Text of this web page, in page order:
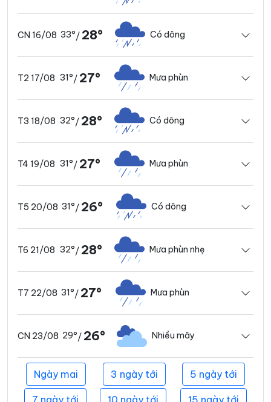
CN 16/08 33°/ 28° Có dông
T2 17/08 31°/ 27° Mưa phùn
T3 18/08 32°/ 28° Có dông
T4 19/08 31°/ 27° Mưa phùn
T5 20/08 31°/ 26° Có dông
T6 21/08 32°/ 28° Mưa phùn nhẹ
T7 22/08 31°/ 27° Mưa phùn
CN 23/08 29°/ 26° Nhiều mây
Ngày mai 3 ngày tới 5 ngày tới
7 ngày tới 10 ngày tới 15 ngày tới